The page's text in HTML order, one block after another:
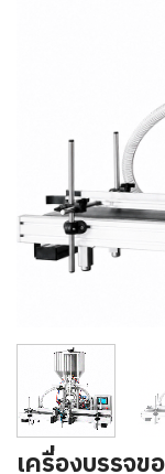
เครื่องบรรจุข